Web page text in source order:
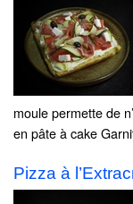
moule permette de
en pâte à cake
Pizza à